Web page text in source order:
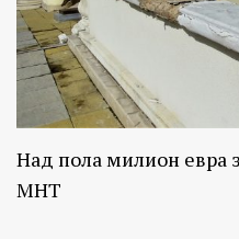
Над пола милион евра
МНТ